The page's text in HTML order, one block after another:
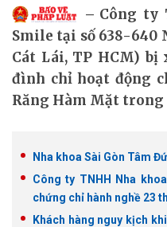
Công ty
Smile tại số 638-640
Cát Lái, TP HCM)
đình chỉ hoạt động
Răng Hàm Mặt
Nha khoa Sài Gòn Tâm
Công ty TNHH Nha
chứng chỉ hành nghề 23
Khách hàng nguy kịch